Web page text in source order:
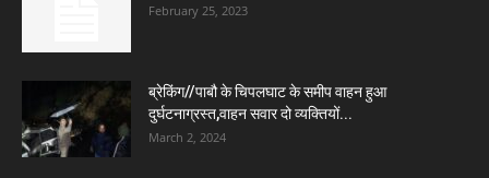
February 25, 2023
ब्रेकिंग//पाबौ के चिपलघाट के समीप वाहन हुआ
दुर्घटनाग्रस्त,वाहन सवार दो व्यक्तियों...
March 2, 2024